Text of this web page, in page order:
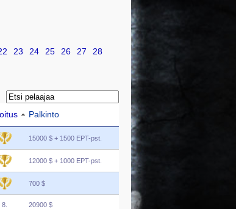
23 24 25 26 27
28
Palkinto
15000 $ + 1500 EPT-pst.
12000 $ + 1000 EPT-pst.
700 $
8. 20900 $